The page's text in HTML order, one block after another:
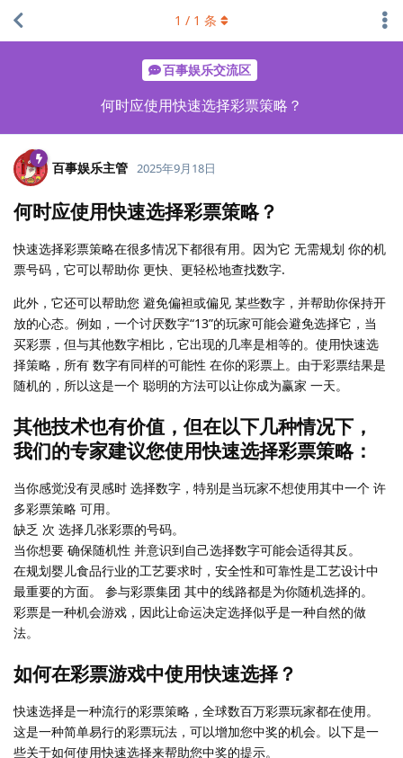
百事娱乐交流区
何时应使用快速选择彩票策略？
1 / 1 条
百事娱乐主管 2025年9月18日
何时应使用快速选择彩票策略？
快速选择彩票策略在很多情况下都很有用。因为它 无需规划 你的机
票号码，它可以帮助你 更快、更轻松地查找数字.
此外，它还可以帮助您 避免偏袒或偏见 某些数字，并帮助你保持开
放的心态。例如，一个讨厌数字“13”的玩家可能会避免选择它，当
买彩票，但与其他数字相比，它出现的几率是相等的。使用快速选
择策略，所有 数字有同样的可能性 在你的彩票上。由于彩票结果是
随机的，所以这是一个 聪明的方法可以让你成为赢家 一天。
其他技术也有价值，但在以下几种情况下，
我们的专家建议您使用快速选择彩票策略：
当你感觉没有灵感时 选择数字，特别是当玩家不想使用其中一个 许
多彩票策略 可用。
缺乏 次 选择几张彩票的号码。
当你想要 确保随机性 并意识到自己选择数字可能会适得其反。
在规划婴儿食品行业的工艺要求时，安全性和可靠性是工艺设计中
最重要的方面。 参与彩票集团 其中的线路都是为你随机选择的。
彩票是一种机会游戏，因此让命运决定选择似乎是一种自然的做
法。
如何在彩票游戏中使用快速选择？
快速选择是一种流行的彩票策略，全球数百万彩票玩家都在使用。
这是一种简单易行的彩票玩法，可以增加您中奖的机会。以下是一
些关于如何使用快速选择来帮助您中奖的提示。